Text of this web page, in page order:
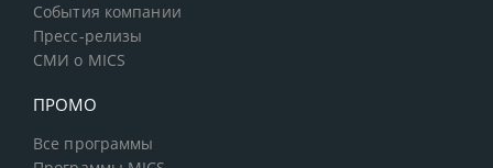
События компании
Пресс-релизы
СМИ о MICS
ПРОМО
Все программы